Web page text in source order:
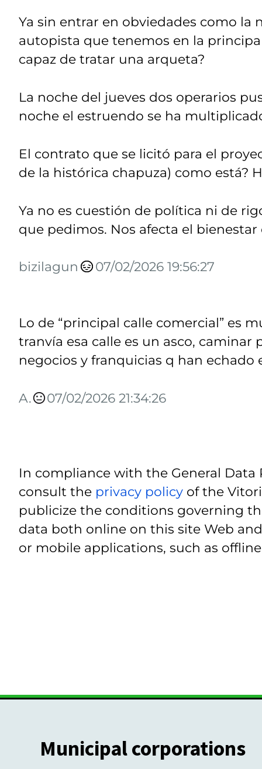
Ya sin entrar en obviedades como la
autopista que tenemos en la
capaz de tratar una arqueta?
La noche del jueves dos operarios
noche el estruendo se ha
El contrato que se licitó para el
de la histórica chapuza) como está?
Ya no es cuestión de política ni de
que pedimos. Nos afecta el
bizilagun 07/02/2026 19:56:27
Lo de “principal calle comercial” es
tranvía esa calle es un asco,
negocios y franquicias q han echado
A. 07/02/2026 21:34:26
In compliance with the General Data
consult the privacy policy of the
publicize the conditions governing
data both online on this site Web
or mobile applications, such as
Municipal corporations